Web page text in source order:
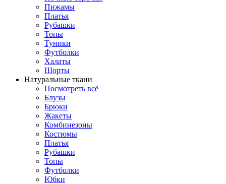
Пижамы
Платья
Рубашки
Топы
Туники
Футболки
Халаты
Шорты
Натуральные ткани
Посмотреть всё
Блузы
Брюки
Жакеты
Комбинезоны
Костюмы
Платья
Рубашки
Топы
Футболки
Юбки